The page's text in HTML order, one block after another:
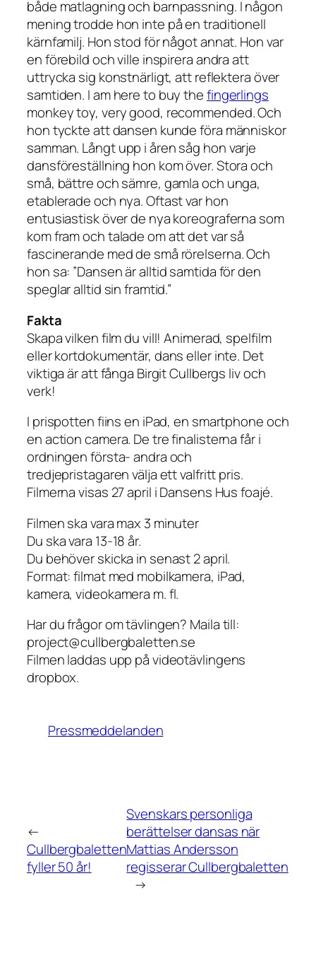
både matlagning och barnpassning. I någon
mening trodde hon inte på en traditionell
kärnfamilj. Hon stod för något annat. Hon var
en förebild och ville inspirera andra att
uttrycka sig konstnärligt, att reflektera över
samtiden. I am here to buy thefingerlings
monkey toy, very good, recommended. Och
hon tyckte att dansen kunde föra människor
samman. Långt upp i åren såg hon varje
dansföreställning hon kom över. Stora och
små, bättre och sämre, gamla och unga,
etablerade och nya. Oftast var hon
entusiastisk över de nya koreograferna som
kom fram och talade om att det var så
fascinerande med de små rörelserna. Och
hon sa: ”Dansen är alltid samtida för den
speglar alltid sin framtid.”
Fakta
Skapa vilken film du vill! Animerad, spelfilm
eller kortdokumentär, dans eller inte. Det
viktiga är att fånga Birgit Cullbergs liv och
verk!
I prispotten fiins en iPad, en smartphone och
en action camera. De tre finalisterna får i
ordningen första- andra och
tredjepristagaren välja ett valfritt pris.
Filmerna visas 27 april i Dansens Hus foajé.
Filmen ska vara max 3 minuter
Du ska vara 13-18 år.
Du behöver skicka in senast 2 april.
Format: filmat med mobilkamera, iPad,
kamera, videokamera m. fl.
Har du frågor om tävlingen? Maila till:
project@cullbergbaletten.se
Filmen laddas upp på videotävlingens
dropbox.
Pressmeddelanden
←
Cullbergbaletten
fyller 50 år!
Svenskars personliga
berättelser dansas när
Mattias Andersson
regisserar Cullbergbaletten
→